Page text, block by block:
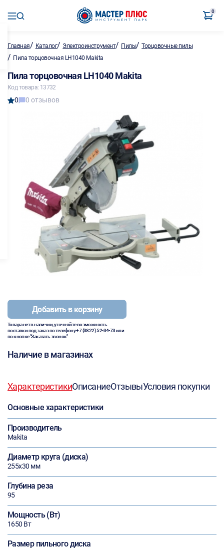
0
Главная/ Каталог/ Электроинструмент/ Пилы/Торцовочные пилы
/ Пила торцовочная LH1040 Makita
Пила торцовочная LH1040 Makita
Код товара: 13732
0 0 отзывов
Добавить в корзину
Товара нет в наличии, уточняйте возможность
поставки под заказ по телефону+7 (3822) 52-34-73или
по кнопке "Заказать звонок"
Наличие в магазинах
ХарактеристикиОписаниеОтзывыУсловия покупки
Основные характеристики
Производитель
Makita
Диаметр круга (диска)
255х30 мм
Глубина реза
95
Мощность (Вт)
1650 Вт
Размер пильного диска